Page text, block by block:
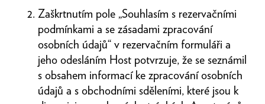
Zaškrtnutím pole „Souhlasím s rezervačními
podmínkami a se zásadami zpracování
osobních údajů“ v rezervačním formuláři a
jeho odesláním Host potvrzuje, že se seznámil
s obsahem informací ke zpracování osobních
údajů a s obchodními sděleními, které jsou k